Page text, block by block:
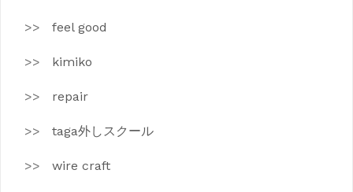
feel good
kimiko
repair
taga外しスクール
wire craft